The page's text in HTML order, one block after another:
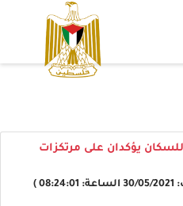
يؤكدان على مرتكزات